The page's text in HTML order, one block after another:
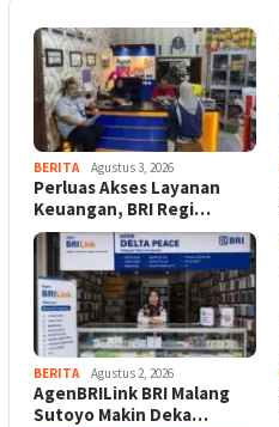
BERITA Agustus 3, 2026
Perluas Akses Layanan
Keuangan, BRI Regi…
BERITA Agustus 2, 2026
AgenBRILink BRI Malang
Sutoyo Makin Deka…